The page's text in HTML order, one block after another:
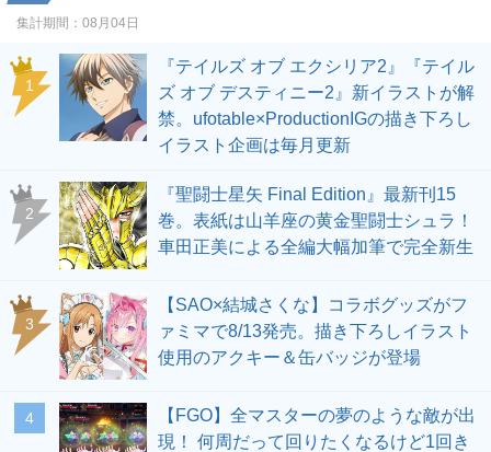
集計期間： 08月04日
1
『テイルズ オブ エクシリア2』『テイル
ズ オブ デスティニー2』新イラストが解
禁。ufotable×ProductionIGの描き下ろし
イラスト企画は毎月更新
2
『聖闘士星矢 Final Edition』最新刊15
巻。表紙は山羊座の黄金聖闘士シュラ！
車田正美による全編大幅加筆で完全新生
3
【SAO×結城さくな】コラボグッズがフ
ァミマで8/13発売。描き下ろしイラスト
使用のアクキー＆缶バッジが登場
4
【FGO】全マスターの夢のような敵が出
現！ 何周だって回りたくなるけど1回き